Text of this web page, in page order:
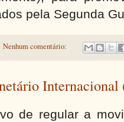
pela Segunda
Nenhum comentário:
de regular a